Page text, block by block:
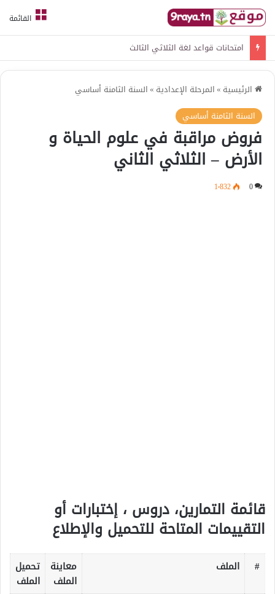
القائمة
امتحانات قواعد لغة الثلاثي الثالث
الرئيسية »المرحلة الإعدادية »السنة الثامنة أساسي
السنة الثامنة أساسي
فروض مراقبة في علوم الحياة و
الأرض – الثلاثي الثاني
0 1٬832
قائمة التمارين، دروس ، إختبارات أو
التقييمات المتاحة للتحميل والإطلاع
# الملف
معاينة
الملف
تحميل
الملف